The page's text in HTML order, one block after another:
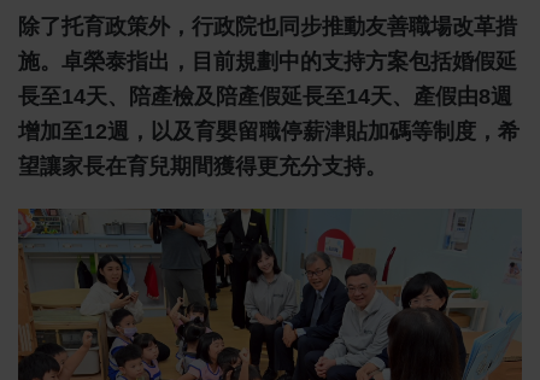
除了托育政策外，行政院也同步推動友善職場改革措
施。卓榮泰指出，目前規劃中的支持方案包括婚假延
長至14天、陪產檢及陪產假延長至14天、產假由8週
增加至12週，以及育嬰留職停薪津貼加碼等制度，希
望讓家長在育兒期間獲得更充分支持。